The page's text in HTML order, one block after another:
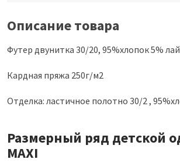
Описание товара
Футер двунитка 30/20, 95%хлопок 5%
Кардная пряжа 250г/м2
Отделка: ластичное полотно 30/2 ,
Размерный ряд детской
MAXI